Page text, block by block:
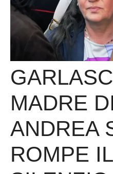
MADRE DI
ANDREA
ROMPE IL